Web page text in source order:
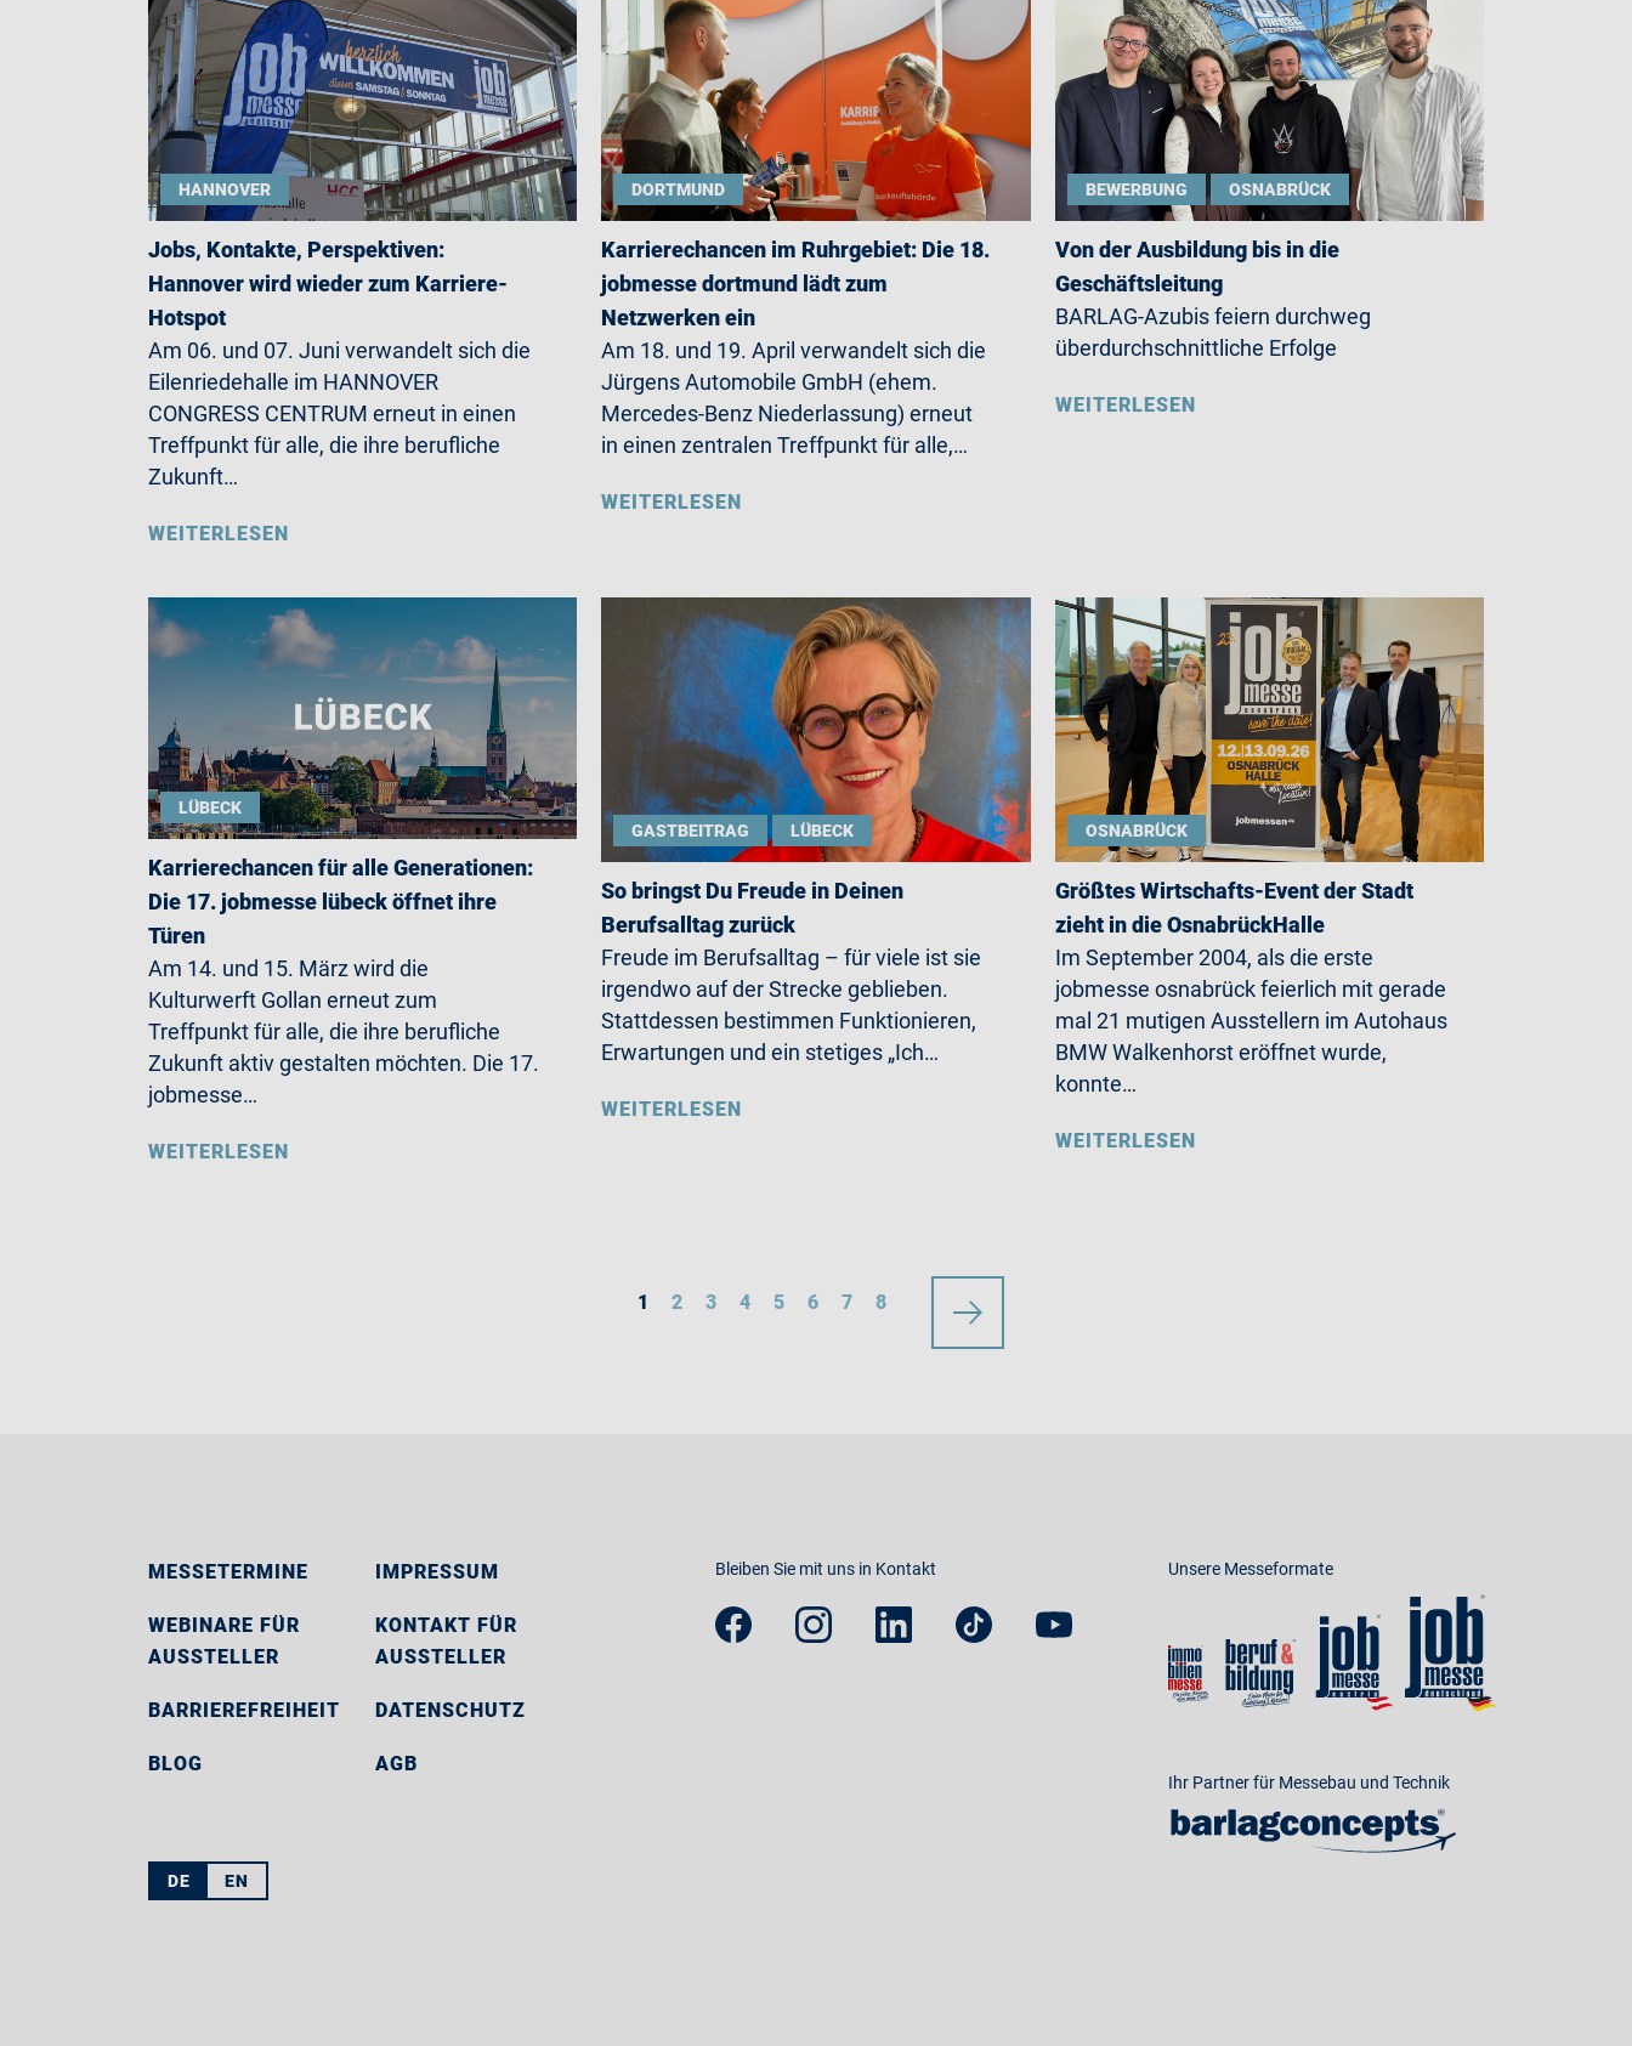
HANNOVER
Jobs, Kontakte, Perspektiven:
Hannover wird wieder zum Karriere-
Hotspot
Am 06. und 07. Juni verwandelt sich die
Eilenriedehalle im HANNOVER
CONGRESS CENTRUM erneut in einen
Treffpunkt für alle, die ihre berufliche
Zukunft…
WEITERLESEN
DORTMUND
Karrierechancen im Ruhrgebiet: Die 18.
jobmesse dortmund lädt zum
Netzwerken ein
Am 18. und 19. April verwandelt sich die
Jürgens Automobile GmbH (ehem.
Mercedes-Benz Niederlassung) erneut
in einen zentralen Treffpunkt für alle,…
WEITERLESEN
BEWERBUNG OSNABRÜCK
Von der Ausbildung bis in die
Geschäftsleitung
BARLAG-Azubis feiern durchweg
überdurchschnittliche Erfolge
WEITERLESEN
LÜBECK
Karrierechancen für alle Generationen:
Die 17. jobmesse lübeck öffnet ihre
Türen
Am 14. und 15. März wird die
Kulturwerft Gollan erneut zum
Treffpunkt für alle, die ihre berufliche
Zukunft aktiv gestalten möchten. Die 17.
jobmesse…
WEITERLESEN
GASTBEITRAG LÜBECK
So bringst Du Freude in Deinen
Berufsalltag zurück
Freude im Berufsalltag – für viele ist sie
irgendwo auf der Strecke geblieben.
Stattdessen bestimmen Funktionieren,
Erwartungen und ein stetiges „Ich…
WEITERLESEN
OSNABRÜCK
Größtes Wirtschafts-Event der Stadt
zieht in die OsnabrückHalle
Im September 2004, als die erste
jobmesse osnabrück feierlich mit gerade
mal 21 mutigen Ausstellern im Autohaus
BMW Walkenhorst eröffnet wurde,
konnte…
WEITERLESEN
1 2 3 4 5 6 7 8
MESSETERMINE
WEBINARE FÜR
AUSSTELLER
BARRIEREFREIHEIT
BLOG
IMPRESSUM
KONTAKT FÜR
AUSSTELLER
DATENSCHUTZ
AGB
Bleiben Sie mit uns in Kontakt Unsere Messeformate
Ihr Partner für Messebau und Technik
DE EN